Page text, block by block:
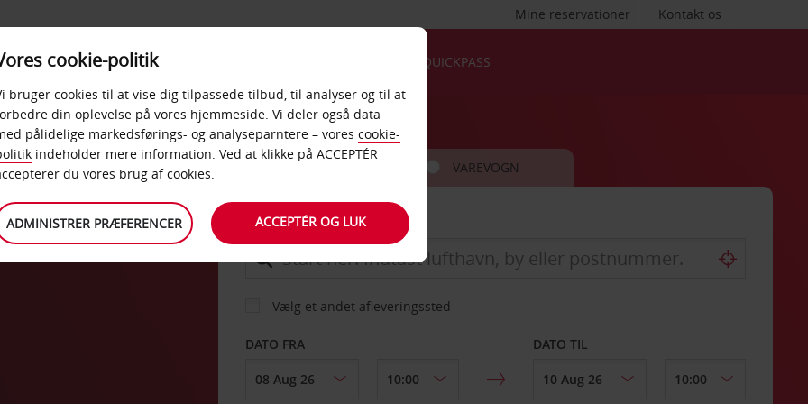
Kontakt os
Mine reservationer
PRODUKTER &
KONTORER
QUICKPASS
BIL VAREVOGN
AFHENT FRA
Vælg et andet afleveringssted
DATO FRA DATO TIL
cookie-politik
bruger cookies til at vise dig tilpassede tilbud, til analyser og til at
din oplevelse på vores hjemmeside. Vi deler også data
pålidelige markedsførings- og analyseparntere – vores cookie-
indeholder mere information. Ved at klikke på ACCEPTÉR
du vores brug af cookies.
ADMINISTRER PRÆFERENCER ACCEPTÉR OG LUK